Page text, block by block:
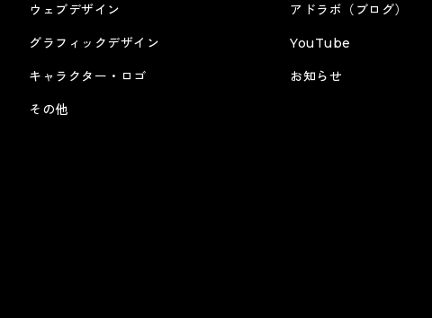
ウェブデザイン
グラフィックデザイン
キャラクター・ロゴ
その他
アドラボ（ブログ）
YouTube
お知らせ